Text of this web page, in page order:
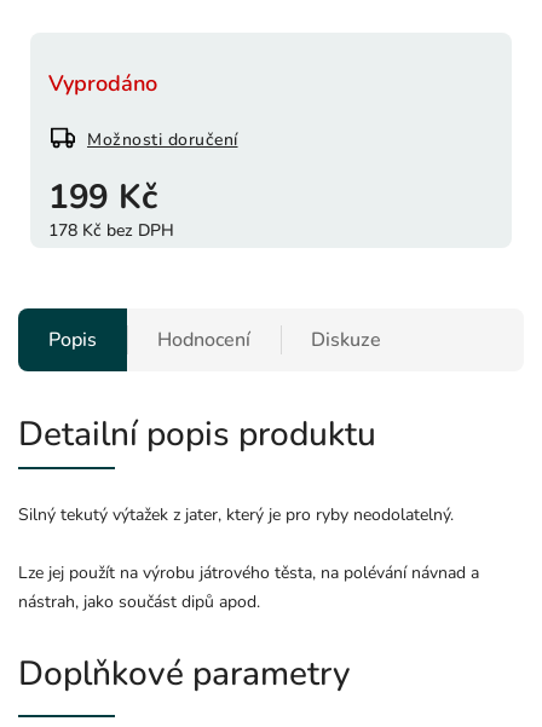
199 Kč
178 Kč bez DPH
Vyprodáno
Možnosti doručení
Popis Hodnocení Diskuze
Detailní popis produktu
Silný tekutý výtažek z jater, který je pro ryby neodolatelný.
Lze jej použít na výrobu játrového těsta, na polévání návnad a
nástrah, jako součást dipů apod.
Doplňkové parametry